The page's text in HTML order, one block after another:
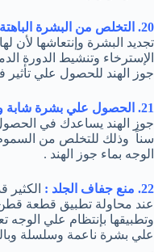
20. التخلص من البشرة الباهتة :
تجديد البشرة وإنتعاشها لأن
الإسترخاء وتنشيط الدورة
جوز الهند للحصول علي تأثير
21. الحصول علي بشرة شابة وجديدة :
جوز الهند يساعدك في
سناً وذلك للتخلص من
الوجه بماء جوز الهند .
22. منع جفاف الجلد :
عند محاولة تطبيق قطعة
وتطبيقها بإنتظام علي
علي بشرة ناعمة وسلسلة
.